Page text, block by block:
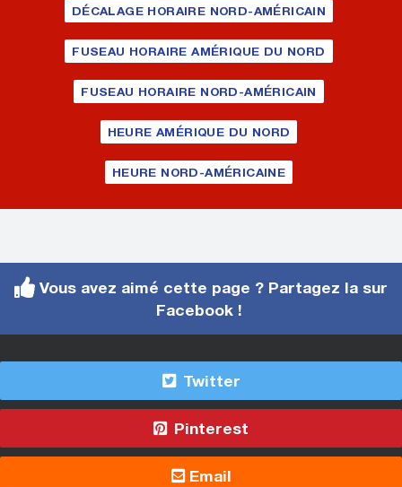
DÉCALAGE HORAIRE NORD-AMÉRICAIN
FUSEAU HORAIRE AMÉRIQUE DU NORD
FUSEAU HORAIRE NORD-AMÉRICAIN
HEURE AMÉRIQUE DU NORD
HEURE NORD-AMÉRICAINE
Vous avez aimé cette page ? Partagez la sur
Facebook !
Twitter
Pinterest
Email